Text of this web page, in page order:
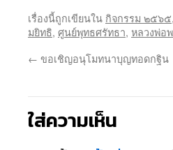
เรื่องนี้ถูกเขียนใน กิจกรรม ๒๕๖๕,
มยิทธิ, ศูนย์พุทธศรัทธา, หลวงพ่อ
← ขอเชิญอนุโมทนาบุญทอดกฐิน
ใส่ความเห็น